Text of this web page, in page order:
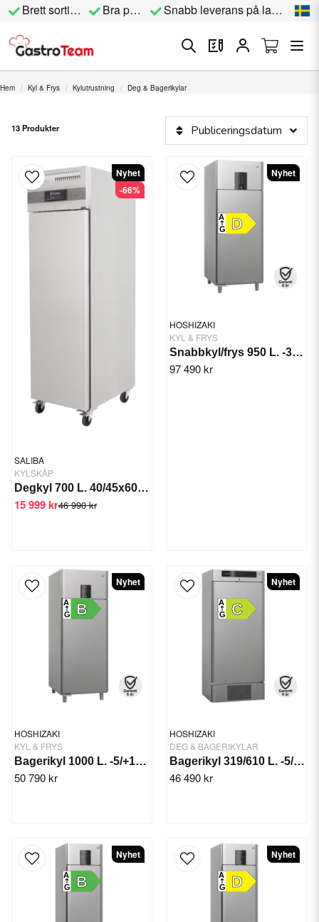
Brett sortiment Bra priser Snabb leverans på lagervara
Hem Kyl & Frys Kylutrustning Deg & Bagerikylar
13 Produkter Publiceringsdatum
SALIBA
KYLSKÅP
Degkyl 700 L. 40/45x60 cm, +2/+8°C
46 990 kr
15 999 kr
Nyhet
-66%
HOSHIZAKI
KYL & FRYS
Snabbkyl/frys 950 L. -30/+10°C BAKER SF 950
97 490 kr
D
A
G
Nyhet
HOSHIZAKI
KYL & FRYS
Bagerikyl 1000 L. -5/+12°C BAKER M 950 L DR
50 790 kr
B
A
G
Nyhet
HOSHIZAKI
DEG & BAGERIKYLAR
Bagerikyl 319/610 L. -5/+12°C BAKER M 625 DR
46 490 kr
C
A
G
Nyhet
B
A
G
Nyhet
D
A
G
Nyhet